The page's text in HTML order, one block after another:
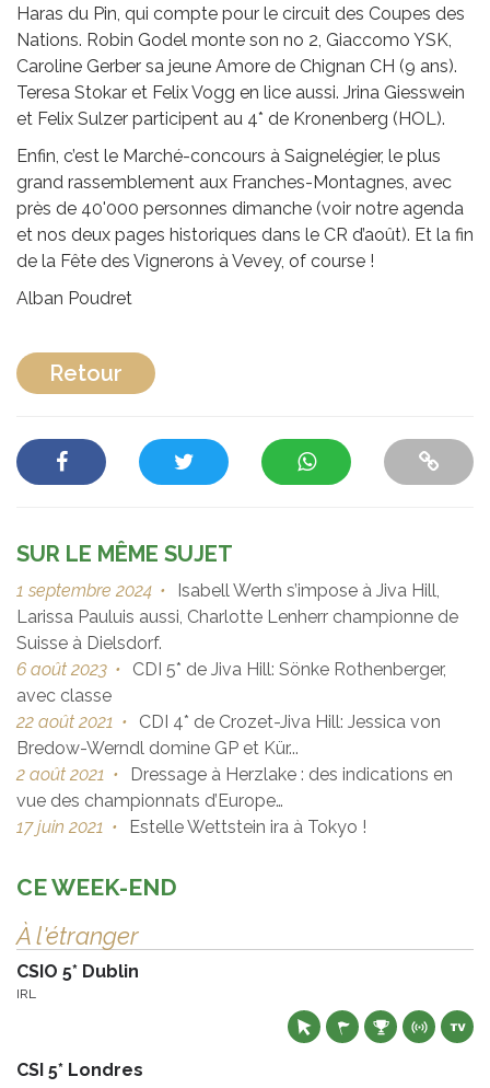
Haras du Pin, qui compte pour le circuit des Coupes des
Nations. Robin Godel monte son no 2, Giaccomo YSK,
Caroline Gerber sa jeune Amore de Chignan CH (9 ans).
Teresa Stokar et Felix Vogg en lice aussi. Jrina Giesswein
et Felix Sulzer participent au 4* de Kronenberg (HOL).
Enfin, c’est le Marché-concours à Saignelégier, le plus
grand rassemblement aux Franches-Montagnes, avec
près de 40'000 personnes dimanche (voir notre agenda
et nos deux pages historiques dans le CR d’août). Et la fin
de la Fête des Vignerons à Vevey, of course !
Alban Poudret
Retour
SUR LE MÊME SUJET
1 septembre 2024 •
Isabell Werth s’impose à Jiva Hill,
Larissa Pauluis aussi, Charlotte Lenherr championne de
Suisse à Dielsdorf.
6 août 2023 •
CDI 5* de Jiva Hill: Sönke Rothenberger,
avec classe
22 août 2021 •
CDI 4* de Crozet-Jiva Hill: Jessica von
Bredow-Werndl domine GP et Kür...
2 août 2021 •
Dressage à Herzlake : des indications en
vue des championnats d’Europe…
17 juin 2021 • Estelle Wettstein ira à Tokyo !
CE WEEK-END
À l'étranger
CSIO 5* Dublin
IRL
CSI 5* Londres